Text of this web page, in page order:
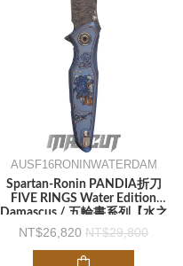
AUSF16RONINWATERDAM
Spartan-Ronin PANDIA折刀
FIVE RINGS Water Edition
Damascus / 五輪書系列【水之
卷】大馬士革鋼 鈦合金手柄
Flipper -折刀
26,820 29,800